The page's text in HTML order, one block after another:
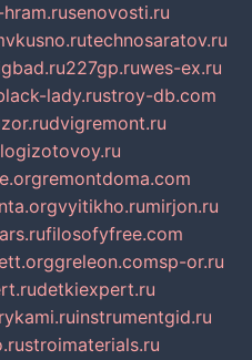
hram.rusenovosti.ru
technosaratov.ru
227gp.ruwes-ex.ru
lady.rustroy-db.com
dvigremont.ru
remontdoma.com
vyitikho.rumirjon.ru
filosofyfree.com
greleon.comsp-or.ru
detkiexpert.ru
instrumentgid.ru
stroimaterials.ru